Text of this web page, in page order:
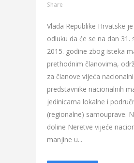
Share
Vlada Republike Hrvatske
odluku da će se na dan 31.
2015. godine zbog isteka
prethodnim članovima,
za članove vijeća
predstavnike nacionalnih
jedinicama lokalne i
(regionalne) samouprave.
doline Neretve vijeće
manjine u...